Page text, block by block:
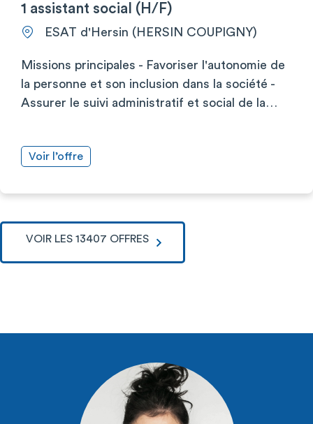
1 assistant social (H/F)
ESAT d'Hersin (HERSIN COUPIGNY)
Missions principales - Favoriser l'autonomie de
la personne et son inclusion dans la société -
Assurer le suivi administratif et social de la…
Voir l’offre
VOIR LES 13407 OFFRES